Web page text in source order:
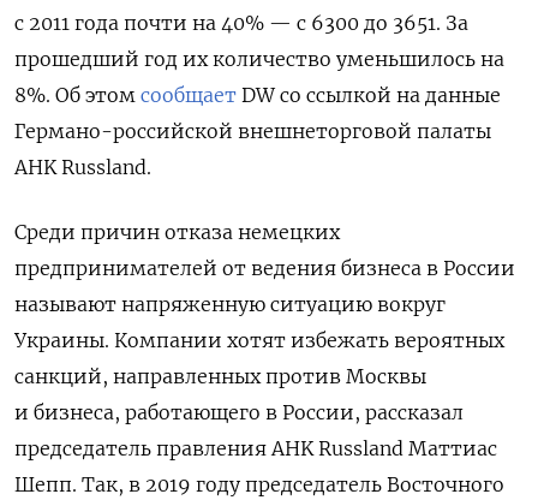
с 2011 года почти на 40% — с 6300 до 3651. За
прошедший год их количество уменьшилось на
8%. Об этом сообщает DW со ссылкой на данные
Германо-российской внешнеторговой палаты
AHK Russland.
Среди причин отказа немецких
предпринимателей от ведения бизнеса в России
называют напряженную ситуацию вокруг
Украины. Компании хотят избежать вероятных
санкций, направленных против Москвы
и бизнеса, работающего в России, рассказал
председатель правления AHK Russland Маттиас
Шепп. Так, в 2019 году председатель Восточного